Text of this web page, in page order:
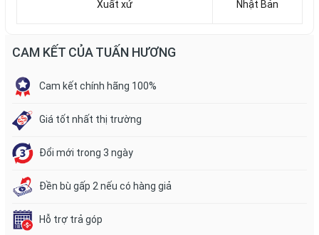
Xuất xứ Nhật Bản
CAM KẾT CỦA TUẤN HƯƠNG
Cam kết chính hãng 100%
Giá tốt nhất thị trường
Đổi mới trong 3 ngày
Đền bù gấp 2 nếu có hàng giả
Hỗ trợ trả góp